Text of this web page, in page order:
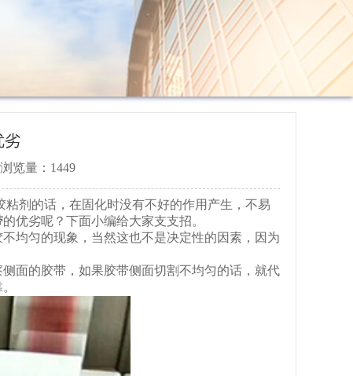
劣
浏览量：1449
剂的话，在固化时没有不好的作用产生，不易
的优劣呢？下面小编给大家支支招。
匀的现象，当然这也不是决定性的因素，因为
的胶带，如果胶带侧面切割不均匀的话，就代